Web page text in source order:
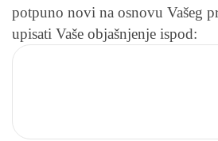
potpuno novi na osnovu Vašeg
upisati Vaše objašnjenje ispod: